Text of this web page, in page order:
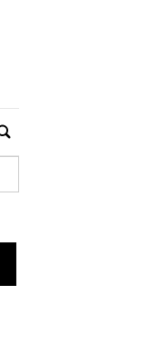
precipita sul Latemar e